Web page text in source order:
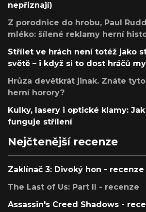
nepřiznají)
Z porodnice do hrobu, Paul
mléko: šílené reklamy herní
Střílet ve hrách není totéž jako
světě – i když si to dost hráčů
Hrůza devětkrát jinak. Znáte
herní horory?
Kulky, lasery i optické klamy:
funguje střílení
Nejčtenější recenze
Zaklínač 3: Divoký hon - recenze
The Last of Us: Part II - recenze
Assassin's Creed Shadows -